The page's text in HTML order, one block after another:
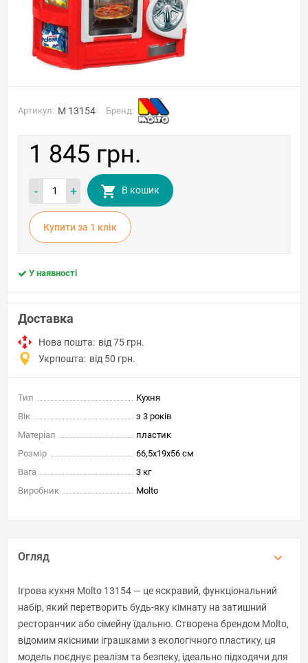
Артикул: M 13154 Бренд:
1 845 грн.
- + В кошик
Купити за 1 клiк
У наявності
Доставка
Нова пошта: від 75 грн.
Укрпошта: від 50 грн.
Тип
Кухня
Вік
з 3 років
Матеріал
пластик
Розмір
66,5x19x56 см
Вага
3 кг
Виробник
Molto
Огляд
Ігрова кухня Molto 13154 — це яскравий, функціональний
набір, який перетворить будь-яку кімнату на затишний
ресторанчик або сімейну їдальню. Створена брендом Molto,
відомим якісними іграшками з екологічного пластику, ця
модель поєднує реалізм та безпеку, ідеально підходячи для